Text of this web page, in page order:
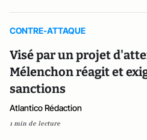
CONTRE-ATTAQUE
Visé par un projet
Mélenchon réagit et
sanctions
Atlantico Rédaction
1 min de lecture